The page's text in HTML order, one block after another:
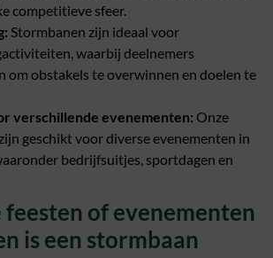
competitieve sfeer.
Stormbanen zijn ideaal voor
waarbij deelnemers
om obstakels te overwinnen en doelen te
verschillende evenementen: Onze
geschikt voor diverse evenementen in
bedrijfsuitjes, sportdagen en
of evenementen
is een stormbaan